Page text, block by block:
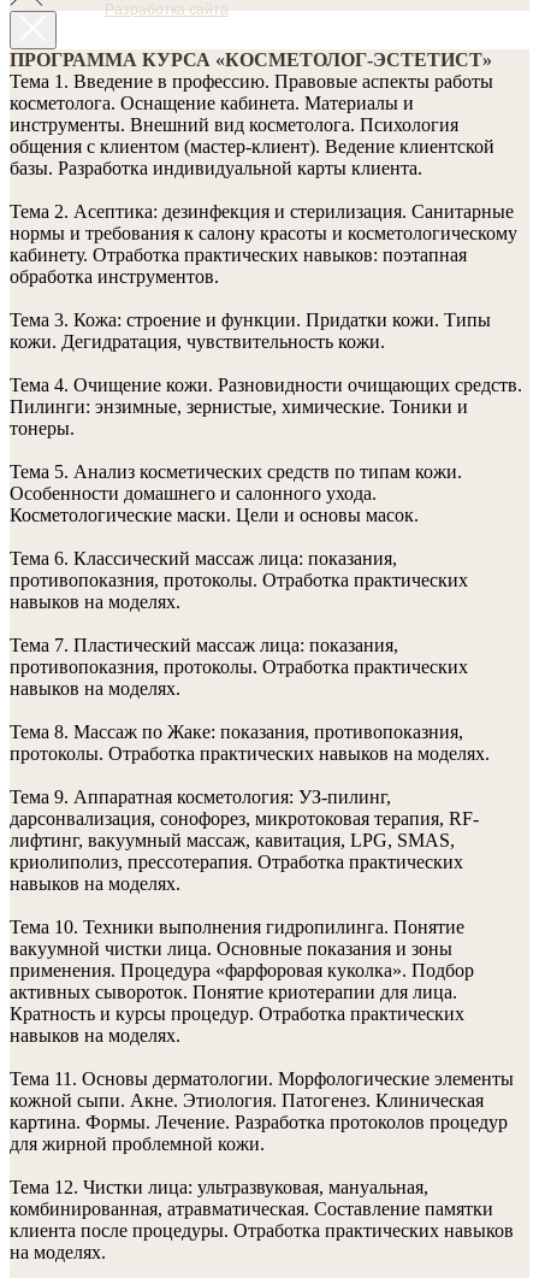
ПРОГРАММА КУРСА «КОСМЕТОЛОГ-ЭСТЕТИСТ»
Тема 1. Введение в профессию. Правовые аспекты работы
косметолога. Оснащение кабинета. Материалы и
инструменты. Внешний вид косметолога. Психология
общения с клиентом (мастер-клиент). Ведение клиентской
базы. Разработка индивидуальной карты клиента.
Тема 2. Асептика: дезинфекция и стерилизация. Санитарные
нормы и требования к салону красоты и косметологическому
кабинету. Отработка практических навыков: поэтапная
обработка инструментов.
Тема 3. Кожа: строение и функции. Придатки кожи. Типы
кожи. Дегидратация, чувствительность кожи.
Тема 4. Очищение кожи. Разновидности очищающих средств.
Пилинги: энзимные, зернистые, химические. Тоники и
тонеры.
Тема 5. Анализ косметических средств по типам кожи.
Особенности домашнего и салонного ухода.
Косметологические маски. Цели и основы масок.
Тема 6. Классический массаж лица: показания,
противопоказния, протоколы. Отработка практических
навыков на моделях.
Тема 7. Пластический массаж лица: показания,
противопоказния, протоколы. Отработка практических
навыков на моделях.
Тема 8. Массаж по Жаке: показания, противопоказния,
протоколы. Отработка практических навыков на моделях.
Тема 9. Аппаратная косметология: УЗ-пилинг,
дарсонвализация, сонофорез, микротоковая терапия, RF-
лифтинг, вакуумный массаж, кавитация, LPG, SMAS,
криолиполиз, прессотерапия. Отработка практических
навыков на моделях.
Тема 10. Техники выполнения гидропилинга. Понятие
вакуумной чистки лица. Основные показания и зоны
применения. Процедура «фарфоровая куколка». Подбор
активных сывороток. Понятие криотерапии для лица.
Кратность и курсы процедур. Отработка практических
навыков на моделях.
Тема 11. Основы дерматологии. Морфологические элементы
кожной сыпи. Акне. Этиология. Патогенез. Клиническая
картина. Формы. Лечение. Разработка протоколов процедур
для жирной проблемной кожи.
Тема 12. Чистки лица: ультразвуковая, мануальная,
комбинированная, атравматическая. Составление памятки
клиента после процедуры. Отработка практических навыков
на моделях.
Разработка сайта